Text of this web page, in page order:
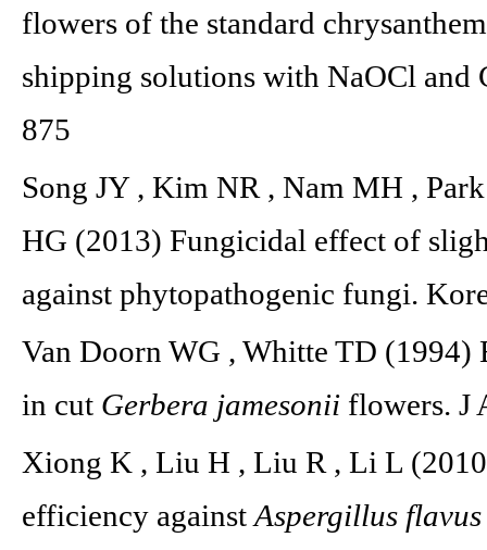
flowers of the standard
shipping solutions with NaOCl
875
Song JY , Kim NR , Nam MH ,
HG (2013) Fungicidal effect of
against phytopathogenic fungi.
Van Doorn WG , Whitte TD (1994)
in cut Gerbera jamesonii flowers. J
Xiong K , Liu H , Liu R , Li L
efficiency againstAspergillus